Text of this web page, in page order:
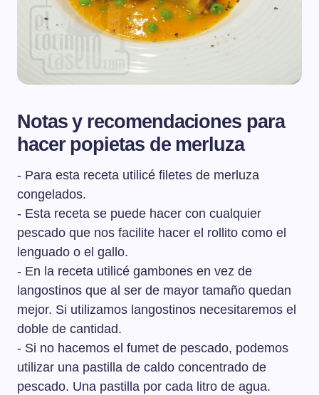
Notas y recomendaciones para
hacer popietas de merluza
- Para esta receta utilicé filetes de merluza
congelados.
- Esta receta se puede hacer con cualquier
pescado que nos facilite hacer el rollito como el
lenguado o el gallo.
- En la receta utilicé gambones en vez de
langostinos que al ser de mayor tamaño quedan
mejor. Si utilizamos langostinos necesitaremos el
doble de cantidad.
- Si no hacemos el fumet de pescado, podemos
utilizar una pastilla de caldo concentrado de
pescado. Una pastilla por cada litro de agua.